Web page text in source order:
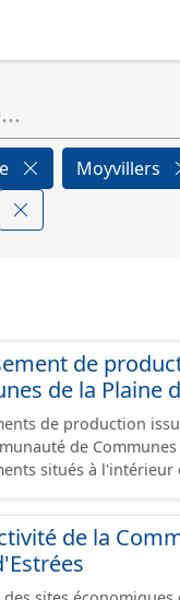
Moyvillers
de
de la Plaine
de production
de Communes de la
situés à
économique à
limitant aux SCI.
de la